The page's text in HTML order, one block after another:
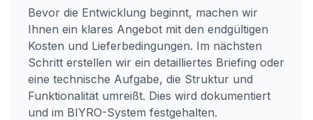
Bevor die Entwicklung beginnt, machen wir
Ihnen ein klares Angebot mit den endgültigen
Kosten und Lieferbedingungen. Im nächsten
Schritt erstellen wir ein detailliertes Briefing oder
eine technische Aufgabe, die Struktur und
Funktionalität umreißt. Dies wird dokumentiert
und im BIYRO-System festgehalten.